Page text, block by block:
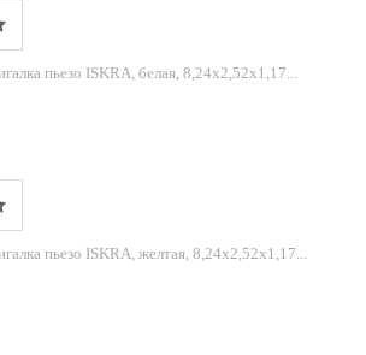
пьезо ISKRA, белая, 8,24х2,52х1,17...
пьезо ISKRA, желтая, 8,24х2,52х1,17...